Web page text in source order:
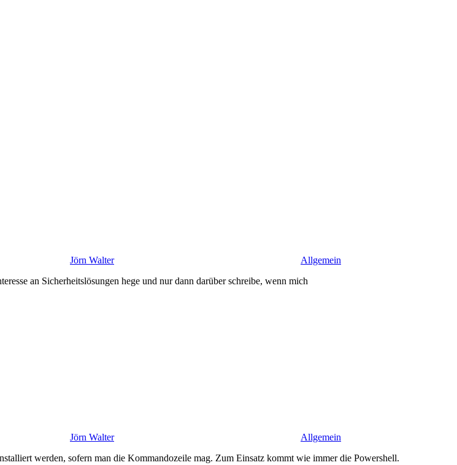
Jörn Walter
Allgemein
an Sicherheitslösungen hege und nur dann darüber schreibe, wenn mich
Jörn Walter
Allgemein
werden, sofern man die Kommandozeile mag. Zum Einsatz kommt wie immer die Powershell.